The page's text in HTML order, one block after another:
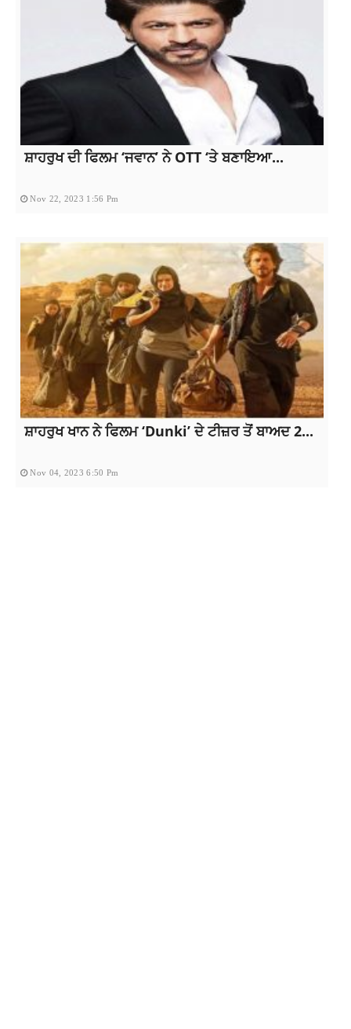
ਸ਼ਾਹਰੁਖ ਦੀ ਫਿਲਮ ‘ਜਵਾਨ’ ਨੇ OTT ‘ਤੇ ਬਣਾਇਆ...
Nov 22, 2023 1:56 Pm
ਸ਼ਾਹਰੁਖ ਖਾਨ ਨੇ ਫਿਲਮ ‘Dunki’ ਦੇ ਟੀਜ਼ਰ ਤੋਂ ਬਾਅਦ 2...
Nov 04, 2023 6:50 Pm